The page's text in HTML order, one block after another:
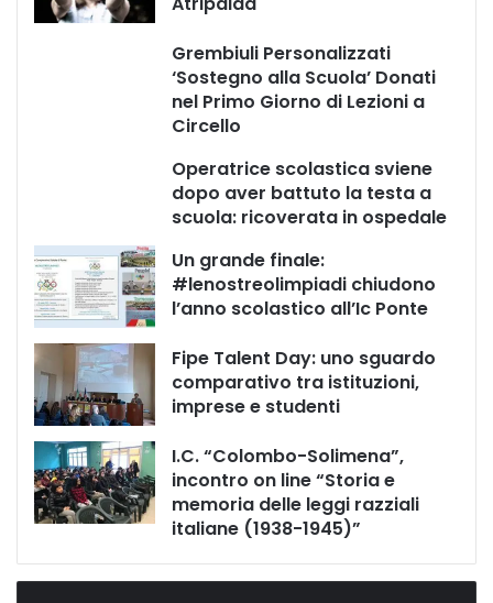
Grembiuli Personalizzati
‘Sostegno alla Scuola’ Donati
nel Primo Giorno di Lezioni a
Circello
Operatrice scolastica sviene
dopo aver battuto la testa a
scuola: ricoverata in ospedale
Un grande finale:
#lenostreolimpiadi chiudono
l’anno scolastico all’Ic Ponte
Fipe Talent Day: uno sguardo
comparativo tra istituzioni,
imprese e studenti
I.C. “Colombo-Solimena”,
incontro on line “Storia e
memoria delle leggi razziali
italiane (1938-1945)”